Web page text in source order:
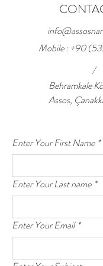
Mobile : +90
/
Behramkale
Assos,
Enter Your First Name *
Enter Your Last name *
Enter Your Email *